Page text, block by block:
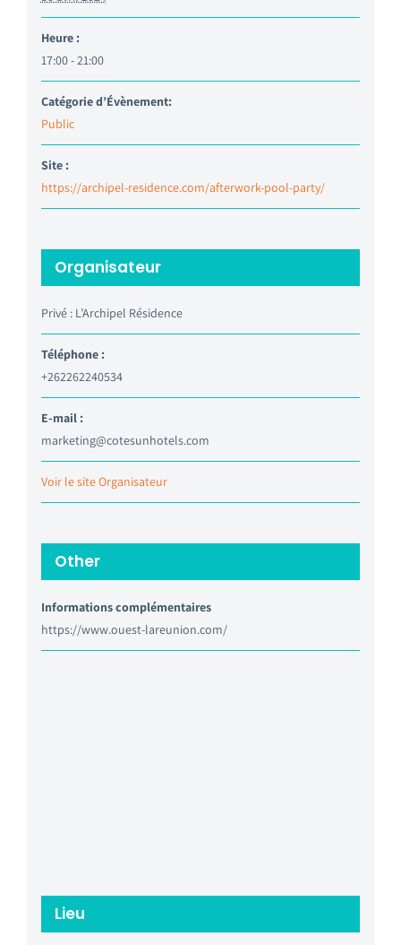
Heure :
17:00 - 21:00
Catégorie d’Évènement:
Public
Site :
https://archipel-residence.com/afterwork-pool-party/
Organisateur
Privé : L’Archipel Résidence
Téléphone :
+262262240534
E-mail :
marketing@cotesunhotels.com
Voir le site Organisateur
Other
Informations complémentaires
https://www.ouest-lareunion.com/
Lieu